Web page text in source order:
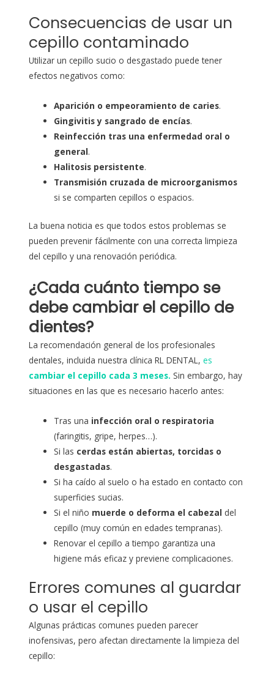
Consecuencias de usar un
cepillo contaminado
Utilizar un cepillo sucio o desgastado puede tener
efectos negativos como:
Aparición o empeoramiento de caries.
Gingivitis y sangrado de encías.
Reinfección tras una enfermedad oral o
general.
Halitosis persistente.
Transmisión cruzada de microorganismos
si se comparten cepillos o espacios.
La buena noticia es que todos estos problemas se
pueden prevenir fácilmente con una correcta limpieza
del cepillo y una renovación periódica.
¿Cada cuánto tiempo se
debe cambiar el cepillo de
dientes?
La recomendación general de los profesionales
dentales, incluida nuestra clínica RL DENTAL,es
cambiar el cepillo cada 3 meses. Sin embargo, hay
situaciones en las que es necesario hacerlo antes:
Tras una infección oral o respiratoria
(faringitis, gripe, herpes…).
Si las cerdas están abiertas, torcidas o
desgastadas.
Si ha caído al suelo o ha estado en contacto con
superficies sucias.
Si el niño muerde o deforma el cabezal del
cepillo (muy común en edades tempranas).
Renovar el cepillo a tiempo garantiza una
higiene más eficaz y previene complicaciones.
Errores comunes al guardar
o usar el cepillo
Algunas prácticas comunes pueden parecer
inofensivas, pero afectan directamente la limpieza del
cepillo: